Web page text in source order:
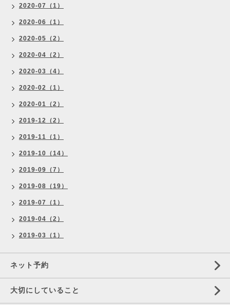
2020-07（1）
2020-06（1）
2020-05（2）
2020-04（2）
2020-03（4）
2020-02（1）
2020-01（2）
2019-12（2）
2019-11（1）
2019-10（14）
2019-09（7）
2019-08（19）
2019-07（1）
2019-04（2）
2019-03（1）
ネット予約
大切にしていること